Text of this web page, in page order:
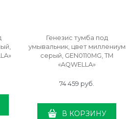
Генезис тумба под
умывальник, цвет миллениум
серый, GEN0110MG, ТМ
«AQWELLA»
74 459 руб.
В КОРЗИНУ